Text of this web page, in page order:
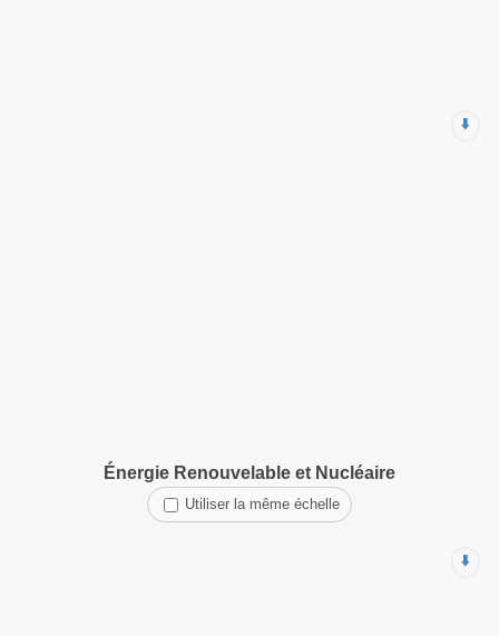
⬇️
Énergie Renouvelable et Nucléaire
Utiliser la même échelle
⬇️